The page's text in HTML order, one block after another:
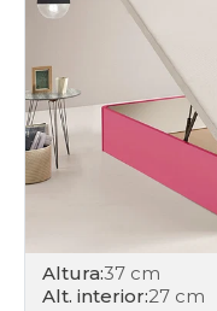
Altura:37 cm
Alt. interior:27 cm